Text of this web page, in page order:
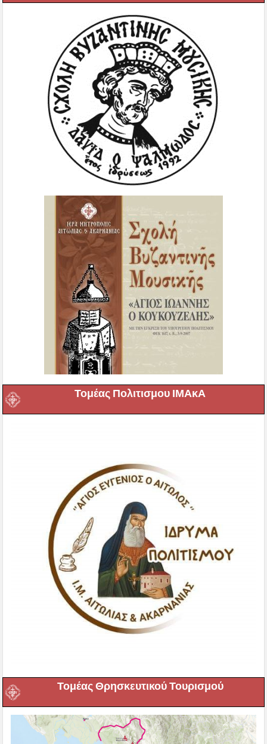
Τομέας Πολιτισμου ΙΜΑκΑ
Τομέας Θρησκευτικού Τουρισμού